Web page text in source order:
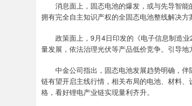
消息面上，固态电池的爆发，或与先导智能
拥有完全自主知识产权的全固态电池整线解决
政策面上，9月4日印发的《电子信息制造业
量发展，依法治理光伏等产品低价竞争。引导
中金公司指出，固态电池发展趋势明确，伴
链有望开启主线行情，相关布局的电池、材料
格，看好锂电产业链实现量利齐升。